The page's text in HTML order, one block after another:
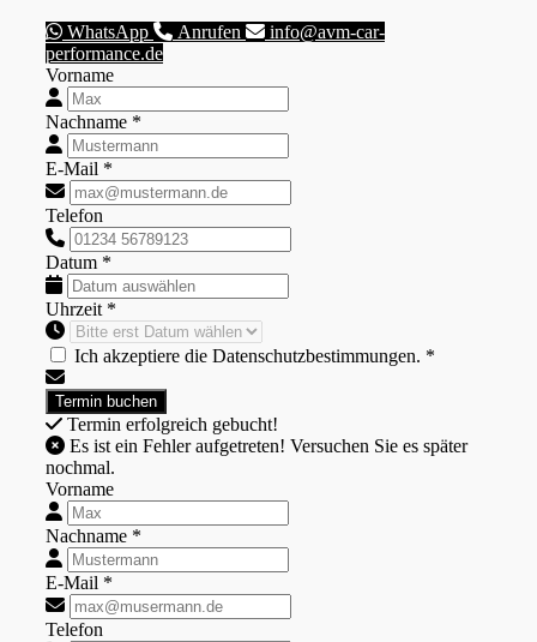
WhatsApp Anrufen
info@avm-car-
performance.de
Vorname
Nachname *
E-Mail *
Telefon
Datum *
Uhrzeit *
Ich akzeptiere die Datenschutzbestimmungen. *
Termin erfolgreich gebucht!
nochmal.
Vorname
Nachname *
E-Mail *
Telefon